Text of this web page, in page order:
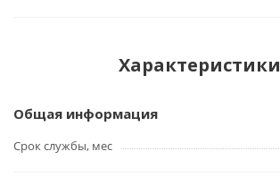
Характеристики
Общая информация
Срок службы, мес